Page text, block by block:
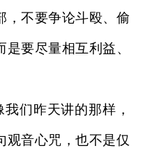
，不要争论斗殴、偷
要尽量相互利益、
们昨天讲的那样，
观音心咒，也不是仅